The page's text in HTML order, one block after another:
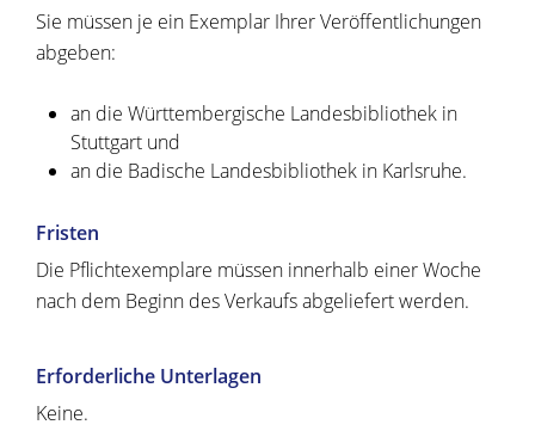
Sie müssen je ein Exemplar Ihrer Veröffentlichungen
abgeben:
an die Württembergische Landesbibliothek in
Stuttgart und
an die Badische Landesbibliothek in Karlsruhe.
Fristen
Die Pflichtexemplare müssen innerhalb einer Woche
nach dem Beginn des Verkaufs abgeliefert werden.
Erforderliche Unterlagen
Keine.